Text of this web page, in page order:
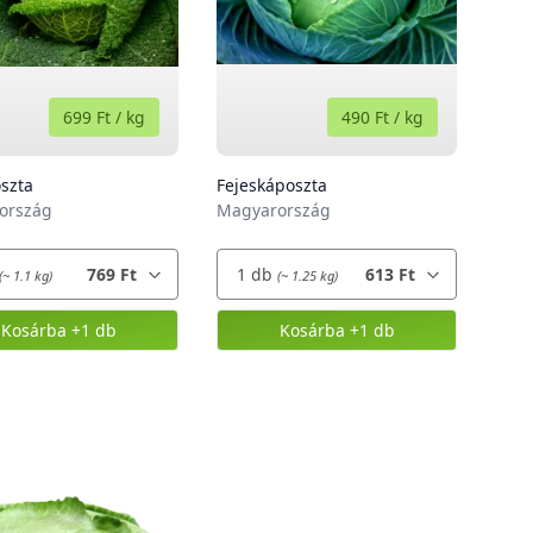
699 Ft / kg
(~ 1.1 kg) 769 Ft
Kosárba +1 db
, Kelkáposzta
Fejeskáposzta
Magyarország
490 Ft / kg
1 db (~ 1.25 kg) 613 Ft
Kosárba +1 db
, Fejeskáposzta